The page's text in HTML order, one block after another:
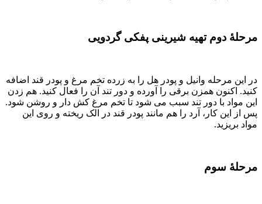
مرحلۀ دوم تهیه شیرینی پفکی گردویی
در این مرحله وانیل و پودر هل را به زرده تخم مرغ و پودر قند اضافه
کنید. اکنون همزن برقی را آورده و دور تند آن را فعال کنید. هم زدن
این مواد با دور تند سبب می شود تا تخم مرغ کش دار و روشن شود.
پس از این کار، آرد را هم مانند پودر قند در الک ریخته و روی این
مواد بریزید.
مرحلۀ سوم